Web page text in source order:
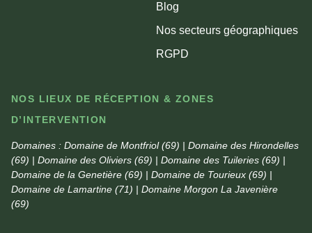
Blog
Nos secteurs géographiques
RGPD
NOS LIEUX DE RÉCEPTION & ZONES
D’INTERVENTION
Domaines : Domaine de Montfriol (69) | Domaine des Hirondelles
(69) | Domaine des Oliviers (69) | Domaine des Tuileries (69) |
Domaine de la Genetière (69) | Domaine de Tourieux (69) |
Domaine de Lamartine (71) | Domaine Morgon La Javenière
(69)